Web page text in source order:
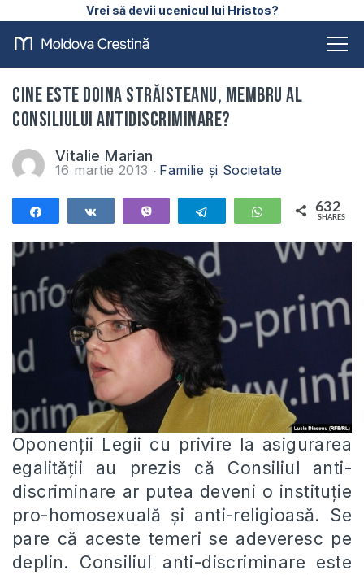
Vrei să devii ucenicul lui Hristos?
Cine este Doina Străisteanu, membru al
Consiliului Antidiscriminare?
Vitalie Marian
16 martie 2013 Familie și Societate
Telegram WhatsApp
632
SHARES
Oponenții Legii cu privire la asigurarea
egalității au prezis că Consiliul anti-
discriminare ar putea deveni o instituție
pro-homosexuală și anti-religioasă. Se
pare că aceste temeri se adeveresc pe
deplin. Consiliul anti-discriminare este